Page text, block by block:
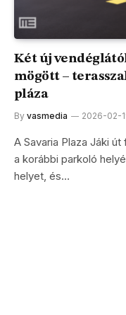
Két új
mögött –
pláza
By vasmedia 2026-02-
A Savaria Plaza Jáki
a korábbi parkoló
helyet, és…